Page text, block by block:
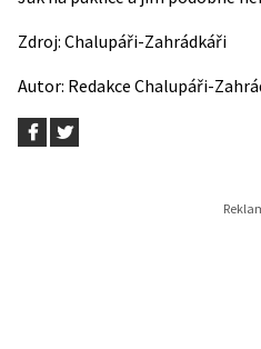
Zdroj: Chalupáři-Zahrádkáři
Autor: Redakce Chalupáři-